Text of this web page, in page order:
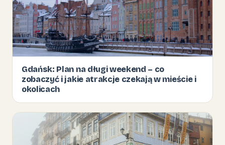
Gdańsk: Plan na długi weekend – co
zobaczyć i jakie atrakcje czekają w mieście i
okolicach